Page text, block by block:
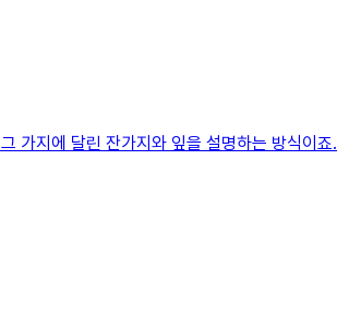
가지에 달린 잔가지와 잎을 설명하는 방식이죠.